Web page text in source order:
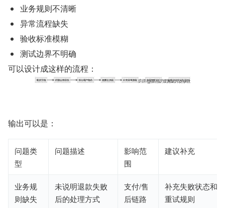
业务规则不清晰
异常流程缺失
验收标准模糊
测试边界不明确
可以设计成这样的流程：
输出可以是：
问题类
型
问题描述
影响范
围
建议补充
业务规
则缺失
未说明退款失败
后的处理方式
支付/售
后链路
补充失败状态和
重试规则